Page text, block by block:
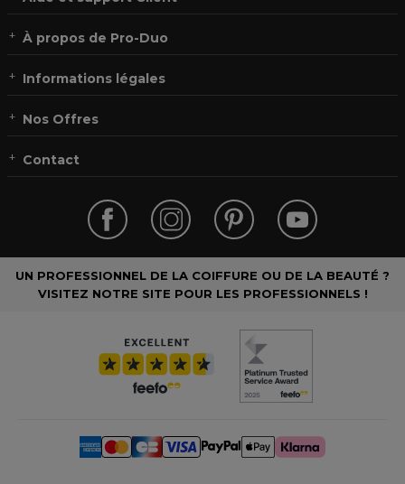
À propos de Pro-Duo
Informations légales
Nos Offres
Contact
UN PROFESSIONNEL DE LA COIFFURE OU DE LA BEAUTÉ ?
VISITEZ NOTRE SITE POUR LES PROFESSIONNELS !